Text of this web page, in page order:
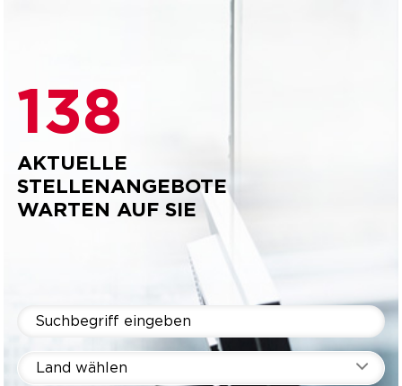
138
AKTUELLE
STELLENANGEBOTE
WARTEN AUF SIE
Land wählen